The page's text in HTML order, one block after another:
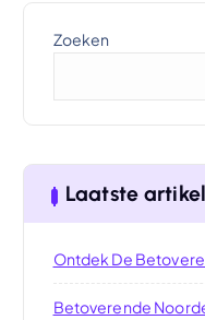
Zoeken
Laatste
Ontdek De
Betoverende